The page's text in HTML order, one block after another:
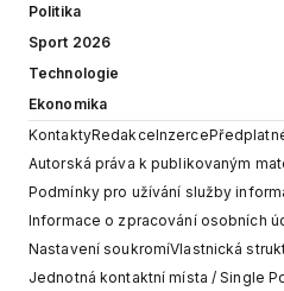
Politika
Sport 2026
Technologie
Ekonomika
KontaktyRedakceInzerce
Autorská práva k publikovaným
Podmínky pro užívání služby
Informace o zpracování osobních
Nastavení soukromíVlastnická
Jednotná kontaktní místa / Single